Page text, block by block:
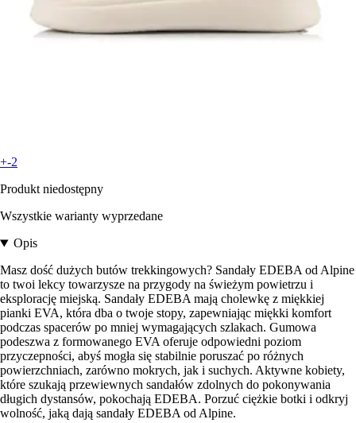
+-2
Produkt niedostępny
Wszystkie warianty wyprzedane
Opis
Masz dość dużych butów trekkingowych? Sandały EDEBA od Alpine
to twoi lekcy towarzysze na przygody na świeżym powietrzu i
eksplorację miejską. Sandały EDEBA mają cholewkę z miękkiej
pianki EVA, która dba o twoje stopy, zapewniając miękki komfort
podczas spacerów po mniej wymagających szlakach. Gumowa
podeszwa z formowanego EVA oferuje odpowiedni poziom
przyczepności, abyś mogła się stabilnie poruszać po różnych
powierzchniach, zarówno mokrych, jak i suchych. Aktywne kobiety,
które szukają przewiewnych sandałów zdolnych do pokonywania
długich dystansów, pokochają EDEBA. Porzuć ciężkie botki i odkryj
wolność, jaką dają sandały EDEBA od Alpine.